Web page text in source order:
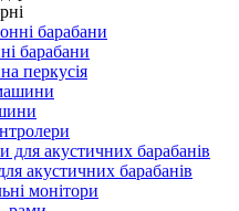
барабани
перкусія
акустичних барабанів
монітори